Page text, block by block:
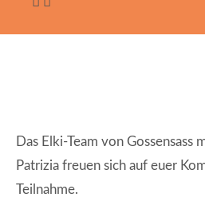
Das Elki-Team von Gossensass
Patrizia freuen sich auf euer
Teilnahme.